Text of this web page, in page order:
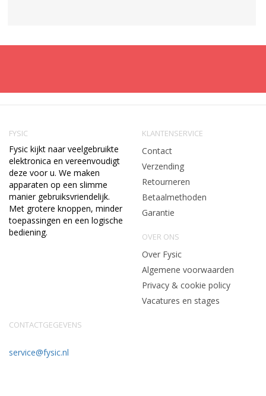
FYSIC
Fysic kijkt naar veelgebruikte
elektronica en vereenvoudigt
deze voor u. We maken
apparaten op een slimme
manier gebruiksvriendelijk.
Met grotere knoppen, minder
toepassingen en een logische
bediening.
KLANTENSERVICE
Contact
Verzending
Retourneren
Betaalmethoden
Garantie
OVER ONS
Over Fysic
Algemene voorwaarden
Privacy & cookie policy
Vacatures en stages
CONTACTGEGEVENS
service@fysic.nl